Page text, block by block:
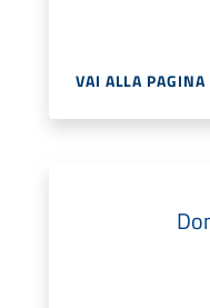
VAI ALLA PAGINA